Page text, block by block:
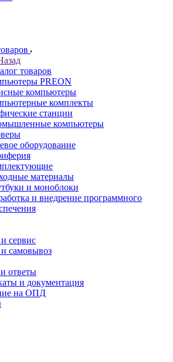
товаров
PREON
компьютеры
комплекты
станции
компьютеры
оборудование
материалы
и моноблоки
и внедрение программного
сервис
самовывоз
ответы
и документация
на ОПД